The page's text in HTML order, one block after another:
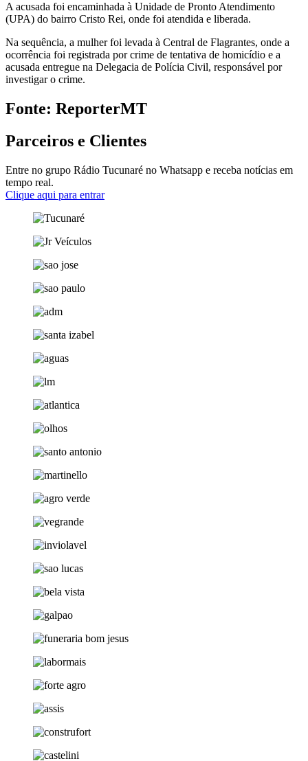
A acusada foi encaminhada à Unidade de Pronto Atendimento
(UPA) do bairro Cristo Rei, onde foi atendida e liberada.
Na sequência, a mulher foi levada à Central de Flagrantes, onde a
ocorrência foi registrada por crime de tentativa de homicídio e a
acusada entregue na Delegacia de Polícia Civil, responsável por
investigar o crime.
Fonte: ReporterMT
Parceiros e Clientes
Entre no grupo Rádio Tucunaré no Whatsapp e receba notícias em
tempo real.
Clique aqui para entrar